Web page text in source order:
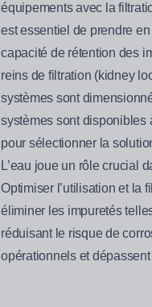
équipements avec la
est essentiel de prendre
capacité de rétention des
reins de filtration (kidney
systèmes sont
systèmes sont disponibles
pour sélectionner la
L’eau joue un rôle crucial
Optimiser l’utilisation et la
éliminer les impuretés
réduisant le risque de
opérationnels et